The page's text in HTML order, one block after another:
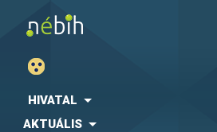
HIVATAL
AKTUÁLIS